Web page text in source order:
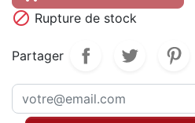
 Rupture de stock
Partager